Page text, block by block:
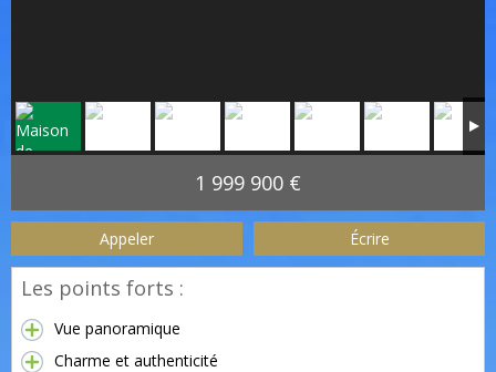
1 999 900 €
Appeler Écrire
Les points forts :
Vue panoramique
Charme et authenticité